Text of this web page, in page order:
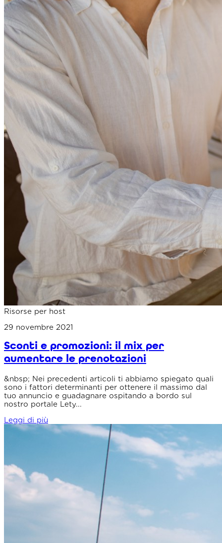
Risorse per host
29 novembre 2021
Sconti e promozioni: il mix per
aumentare le prenotazioni
&nbsp; Nei precedenti articoli ti abbiamo spiegato quali
sono i fattori determinanti per ottenere il massimo dal
tuo annuncio e guadagnare ospitando a bordo sul
nostro portale Lety...
Leggi di più